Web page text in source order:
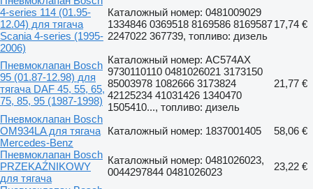
4-series 114 (01.95-
12.04) для тягача
Scania 4-series (1995-
2006)
Каталожный номер: 0481009029
1334846 0369518 8169586 8169587
2247022 367739, топливо: дизель
17,74 €
Пневмоклапан Bosch
95 (01.87-12.98) для
тягача DAF 45, 55, 65,
75, 85, 95 (1987-1998)
Каталожный номер: AC574AX
9730110110 0481026021 3173150
85003978 1082666 3173824
42125234 41031426 1340470
1505410..., топливо: дизель
21,77 €
Пневмоклапан Bosch
OM934LA для тягача
Mercedes-Benz
Каталожный номер: 1837001405
58,06 €
Пневмоклапан Bosch
PRZEKAŹNIKOWY
для тягача
Каталожный номер: 0481026023,
0044297844 0481026023
23,22 €